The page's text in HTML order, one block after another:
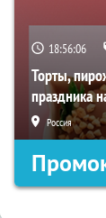
18:56:05
Торты,
праздника
Россия